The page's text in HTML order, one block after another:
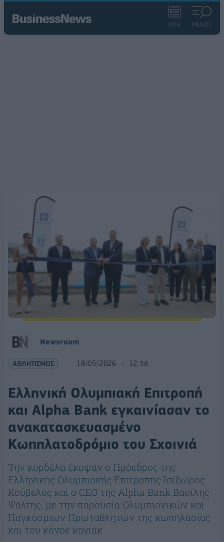
ΡΟΗ ΜΕΝΟΥ
Νewsroom
ΑΘΛΗΤΙΣΜΟΣ 18/05/2026 12:38
Ελληνική Ολυμπιακή Επιτροπή
και Alpha Bank εγκαινίασαν το
ανακατασκευασμένο
Κωπηλατοδρόμιο του Σχοινιά
Την κορδέλα έκοψαν ο Πρόεδρος της
Ελληνικής Ολυμπιακής Επιτροπής Ισίδωρος
Κούβελος και ο CEO της Alpha Bank Βασίλης
Ψάλτης, με την παρουσία Ολυμπιονικών και
Παγκόσμιων Πρωταθλητών της κωπηλασίας
και του κάνοε καγιάκ